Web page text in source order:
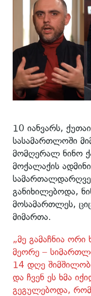
10 იანვარს,
სასამართლოში
მომღერალ ნინო
მოქალაქის
განიხილებოდა,
მოსამართლეს,
მიმართა.
„მე გამაჩნია ორი
მეორე –
14 დღე
და ჩვენ ეს ხმა
გეგულებოდა,